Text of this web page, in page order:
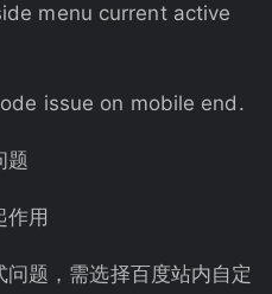
menu current active
issue on mobile end.
题
作用
题，需选择百度站内自定